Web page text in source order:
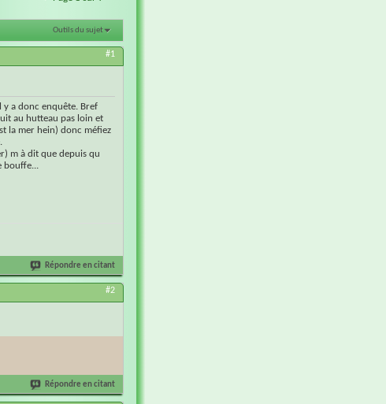
Outils du sujet
#1
y a donc enquête. Bref
au hutteau pas loin et
la mer hein) donc méfiez
m à dit que depuis qu
bouffe...
Répondre en citant
#2
Répondre en citant